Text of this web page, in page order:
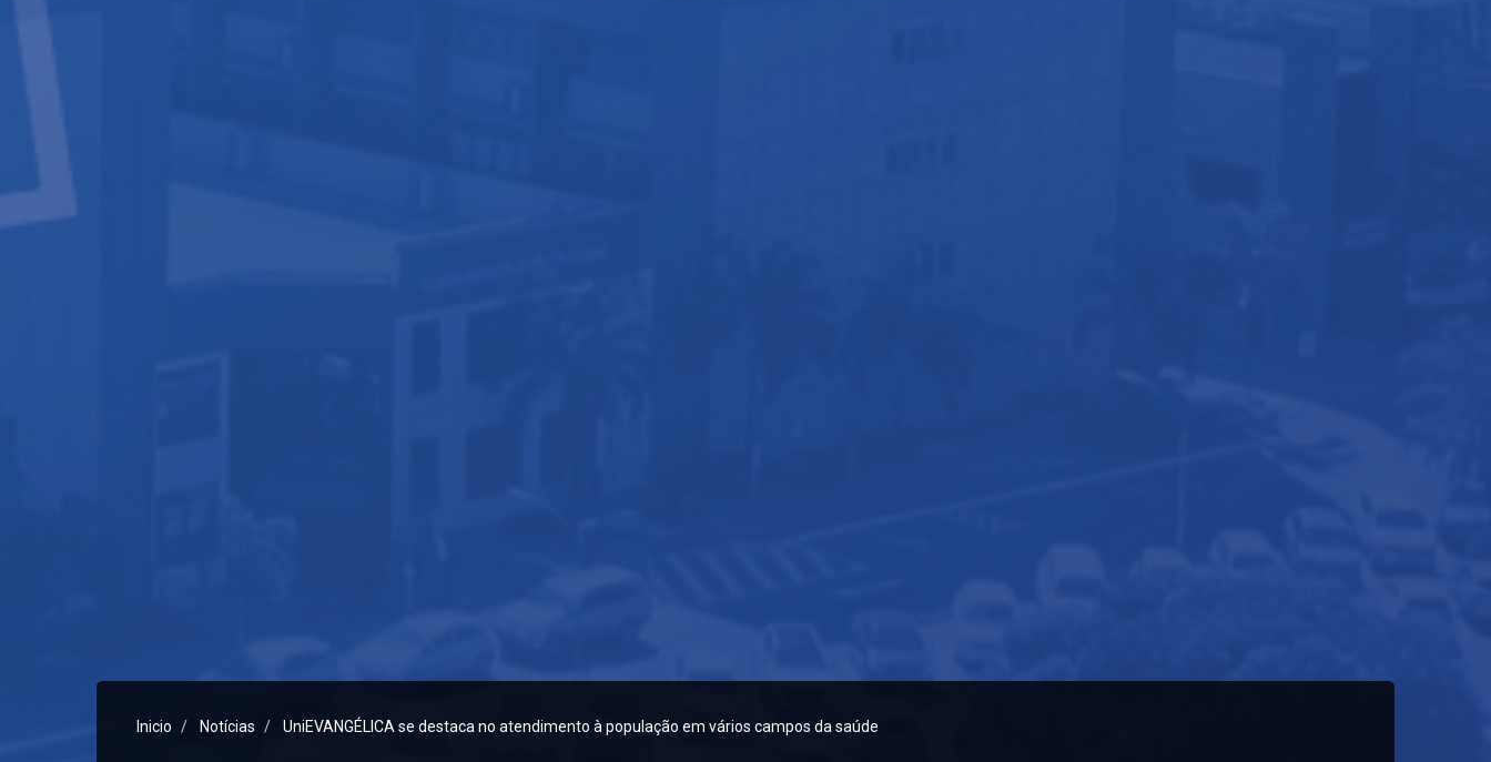
Inicio Notícias UniEVANGÉLICA se destaca no atendimento à população em vários campos da saúde